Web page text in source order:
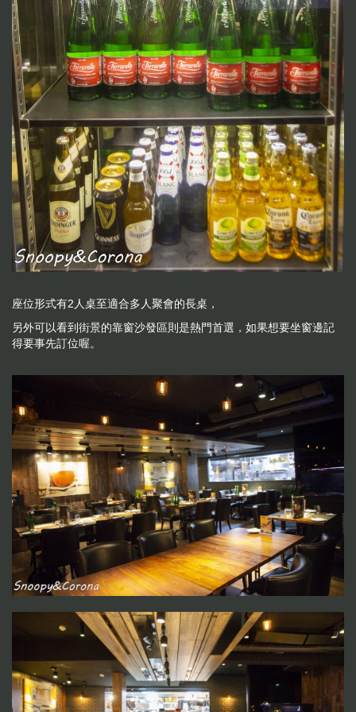
座位形式有2人桌至適合多人聚會的長桌，
另外可以看到街景的靠窗沙發區則是熱門首選，如果想要坐窗邊記
得要事先訂位喔。